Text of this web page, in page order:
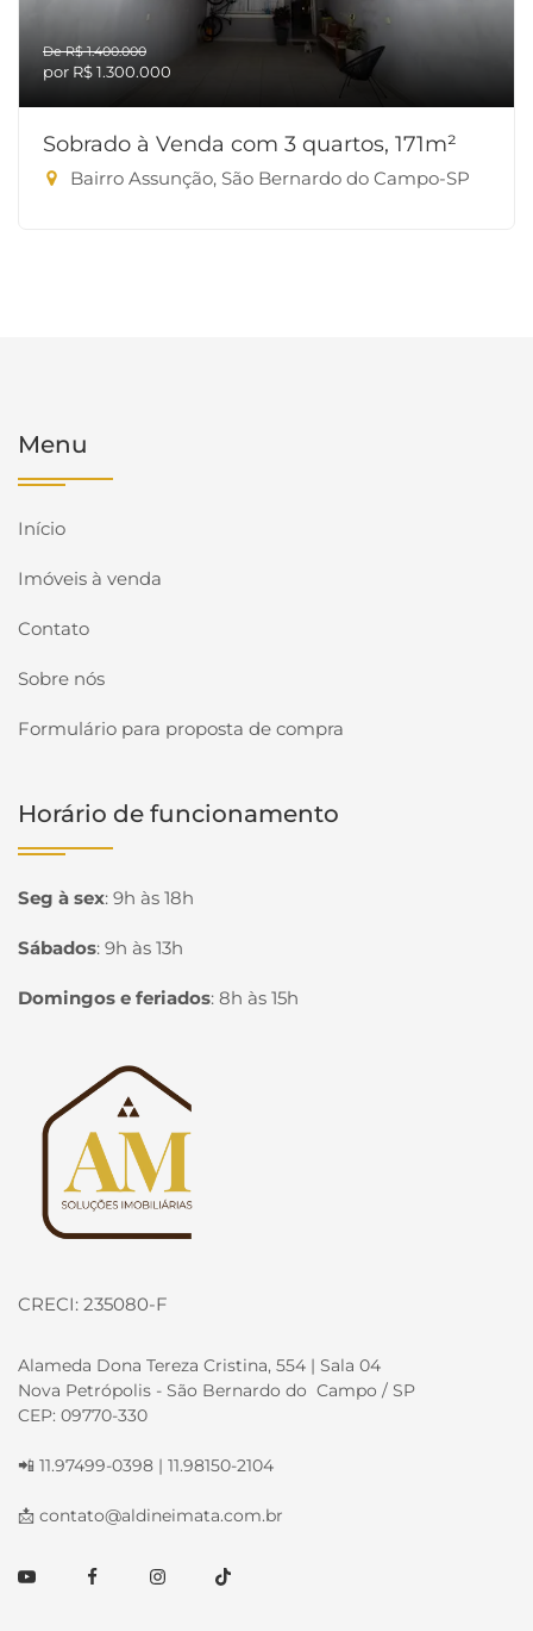
De R$ 1.400.000
por R$ 1.300.000
Sobrado à Venda com 3 quartos, 171m²
Bairro Assunção, São Bernardo do Campo-SP
Menu
Início
Imóveis à venda
Contato
Sobre nós
Formulário para proposta de compra
Horário de funcionamento
Seg à sex: 9h às 18h
Sábados: 9h às 13h
Domingos e feriados: 8h às 15h
Página inicial
CRECI: 235080-F
Alameda Dona Tereza Cristina, 554 | Sala 04
Nova Petrópolis - São Bernardo do Campo / SP
CEP: 09770-330
📲 11.97499-0398 | 11.98150-2104
📩 contato@aldineimata.com.br
YoutubeFacebookInstagramTikTok